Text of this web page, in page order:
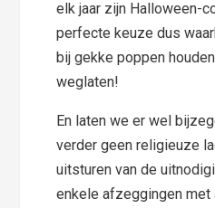
elk jaar zijn Halloween-
perfecte keuze dus
bij gekke poppen
weglaten!
En laten we er wel
verder geen religieuze
uitsturen van de
enkele afzeggingen met